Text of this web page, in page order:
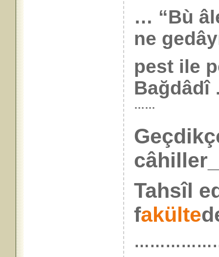
… “Bù
ne
pest ile
Bağdâdî
……
Tahsîl
fakülte